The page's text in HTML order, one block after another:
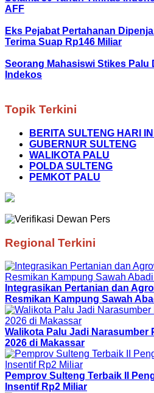
AFF
Eks Pejabat Pertahanan
Terima Suap Rp146 Miliar
Seorang Mahasiswi Stikes Palu
Indekos
Topik Terkini
BERITA SULTENG HARI INI
GUBERNUR SULTENG
WALIKOTA PALU
POLDA SULTENG
PEMKOT PALU
Regional Terkini
Integrasikan Pertanian dan
Resmikan Kampung Sawah
Walikota Palu Jadi Narasumber
2026 di Makassar
Pemprov Sulteng Terbaik II
Insentif Rp2 Miliar